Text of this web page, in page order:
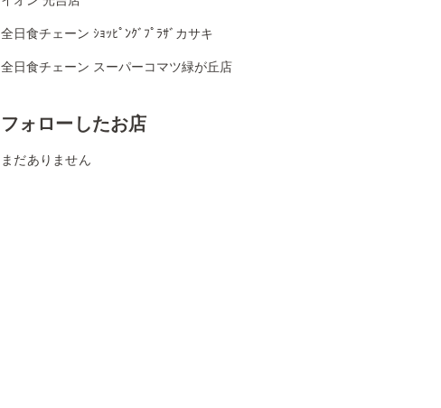
全日食チェーン ｼｮｯﾋﾟﾝｸﾞﾌﾟﾗｻﾞカサキ
全日食チェーン スーパーコマツ緑が丘店
フォローしたお店
まだありません